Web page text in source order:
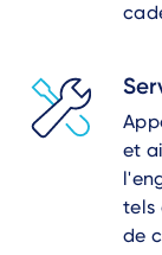
et
tels
de